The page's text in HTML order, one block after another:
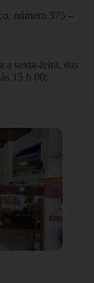
número 375 –
a sexta-feira, das
15 h 00;